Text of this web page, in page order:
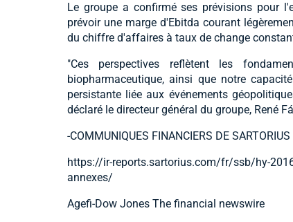
Le groupe a confirmé ses prévisions pour
prévoir une marge d'Ebitda courant
du chiffre d'affaires à taux de change
"Ces perspectives reflètent les
biopharmaceutique, ainsi que notre
persistante liée aux événements
déclaré le directeur général du groupe, René
-COMMUNIQUES FINANCIERS DE
https://ir-reports.sartorius.com/fr/ssb/hy-
annexes/
Agefi-Dow Jones The financial newswire